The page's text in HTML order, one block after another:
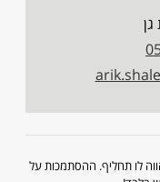
לו תחליף. ההסתמכות על